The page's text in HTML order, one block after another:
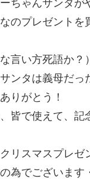
ちゃんサンタが
なのプレゼント
言い方死語か？）
ンタは義母だっ
りがとう！
皆で使えて、記
リスマスプレゼ
為でございます